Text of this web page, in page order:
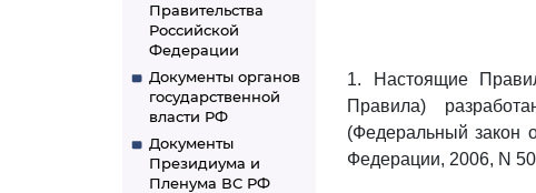
Правительства
Российской
Федерации
Документы органов
государственной
власти РФ
Документы
Президиума и
Пленума ВС РФ
1. Настоящие
Правила)
(Федеральный закон
Федерации, 2006, N